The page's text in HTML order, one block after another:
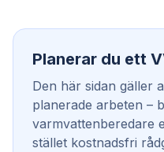
Planerar du ett
Den här sidan gäller
planerade arbeten –
varmvattenberedare
stället kostnadsfri